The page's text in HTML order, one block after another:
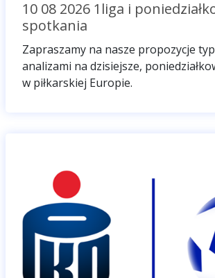
10 08 2026 1liga i
spotkania
Zapraszamy na nasze propozycje
analizami na dzisiejsze,
w piłkarskiej Europie.